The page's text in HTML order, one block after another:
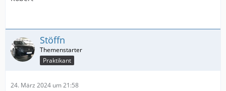
Stöffn
Praktikant
24. März 2024 um 21:58